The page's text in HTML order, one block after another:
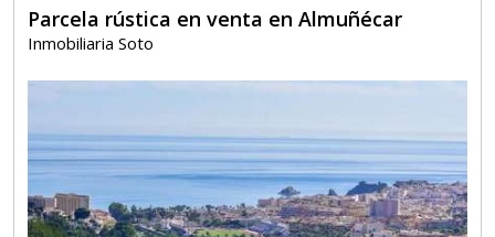
Parcela rústica en venta en Almuñécar
Inmobiliaria Soto